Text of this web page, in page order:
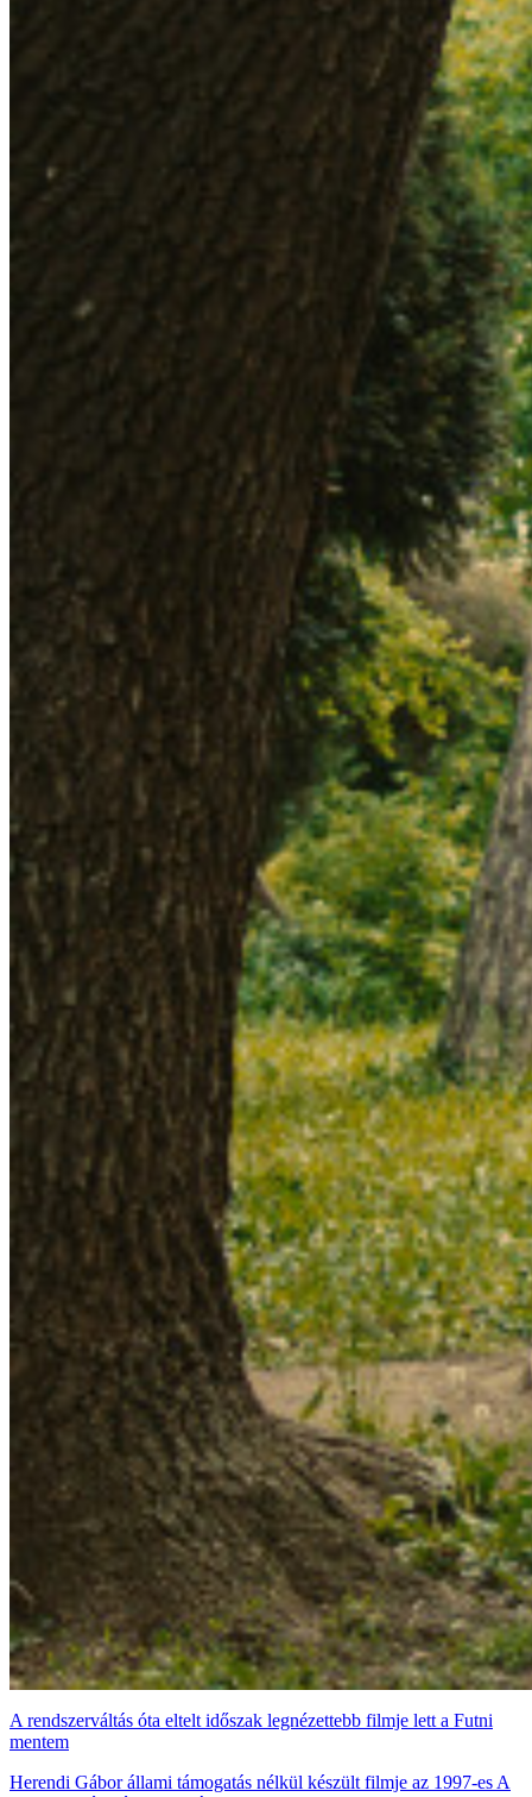
A rendszerváltás óta eltelt időszak legnézettebb filmje lett a Futni
mentem
Herendi Gábor állami támogatás nélkül készült filmje az 1997-es A